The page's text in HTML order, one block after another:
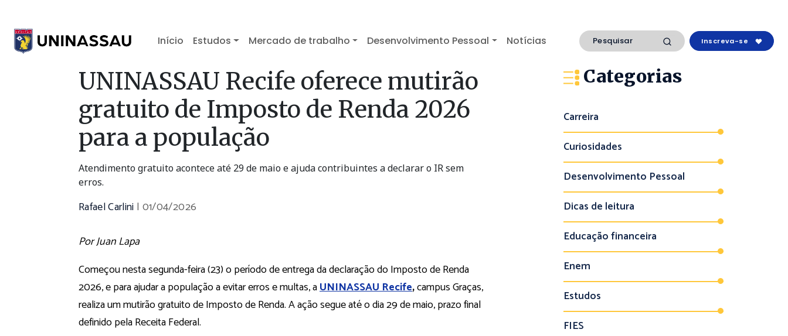
Início Estudos Mercado de trabalho Desenvolvimento Pessoal Notícias Inscreva-se
UNINASSAU Recife oferece mutirão
gratuito de Imposto de Renda 2026
para a população
Atendimento gratuito acontece até 29 de maio e ajuda contribuintes a declarar o IR sem
erros.
Rafael Carlini | 01/04/2026
Por Juan Lapa
Começou nesta segunda-feira (23) o período de entrega da declaração do Imposto de Renda
2026, e para ajudar a população a evitar erros e multas, aUNINASSAU Recife,campus Graças,
realiza um mutirão gratuito de Imposto de Renda. A ação segue até o dia 29 de maio, prazo final
definido pela Receita Federal.
Categorias
Carreira
Curiosidades
Desenvolvimento Pessoal
Dicas de leitura
Educação financeira
Enem
Estudos
FIES